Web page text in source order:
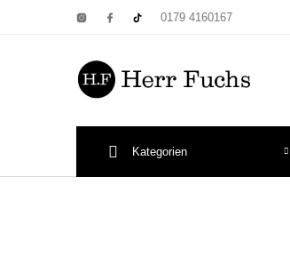
0179 4160167
Kategorien